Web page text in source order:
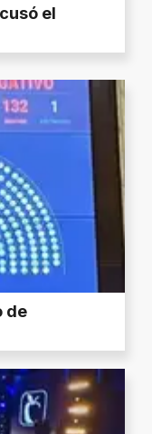
el
de